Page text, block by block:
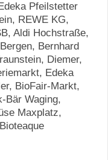
Pfeilstetter
REWE KG,
Aldi Hochstraße,
Bernhard
Diemer,
Edeka
BioFair-Markt,
Bär Waging,
Maxplatz,